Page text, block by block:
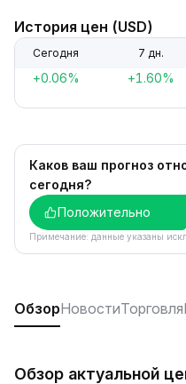
История цен (USD)
Сегодня 7 дн.
+0.06% +1.60%
Каков ваш прогноз
сегодня?
Положительно
Примечание: данные указаны
ОбзорНовостиТорговля
Обзор актуальной